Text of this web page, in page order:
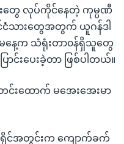
တွေ လုပ်ကိုင်နေတဲ့ ကုမ္ပဏီ
ငံသားတွေအတွက် ယူဂန်ဒါ
နေ့က သံရုံးတာ၀န်ရှိသူတွေ
းပေးခဲ့တာ ဖြစ်ပါတယ်။
ထောက် မအေးအေးမာ
ရိုင်အတွင်းက ကျောက်ခက်